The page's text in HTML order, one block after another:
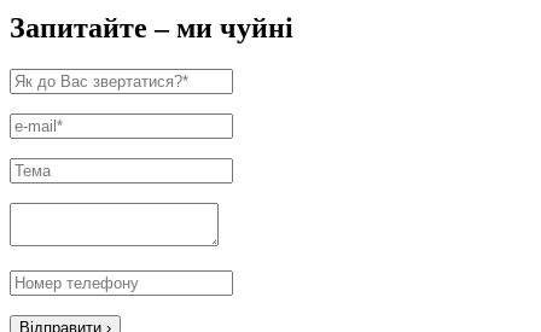
Запитайте – ми чуйні